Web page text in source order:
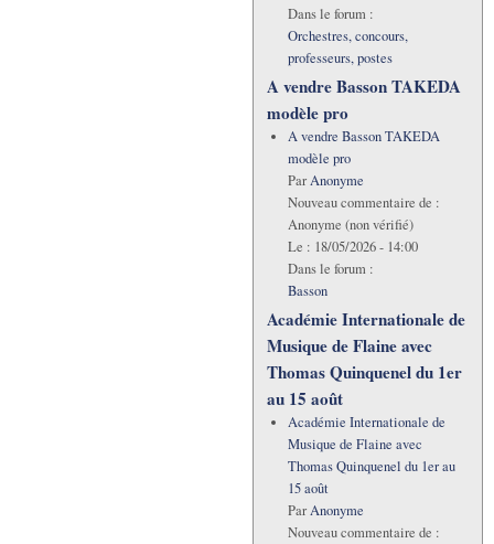
Dans le forum :
Orchestres, concours,
professeurs, postes
A vendre Basson TAKEDA
modèle pro
A vendre Basson TAKEDA
modèle pro
ParAnonyme
Nouveau commentaire de :
Anonyme (non vérifié)
Le : 18/05/2026 - 14:00
Dans le forum :
Basson
Académie Internationale de
Musique de Flaine avec
Thomas Quinquenel du 1er
au 15 août
Académie Internationale de
Musique de Flaine avec
Thomas Quinquenel du 1er au
15 août
ParAnonyme
Nouveau commentaire de :